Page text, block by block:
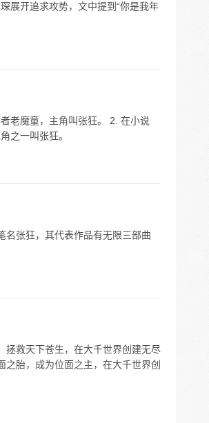
展开追求攻势，文中提到“你是我年
老魔童，主角叫张狂。 2. 在小说
之一叫张狂。
名张狂，其代表作品有无限三部曲
拯救天下苍生，在大千世界创建无尽
胎，成为位面之主，在大千世界创